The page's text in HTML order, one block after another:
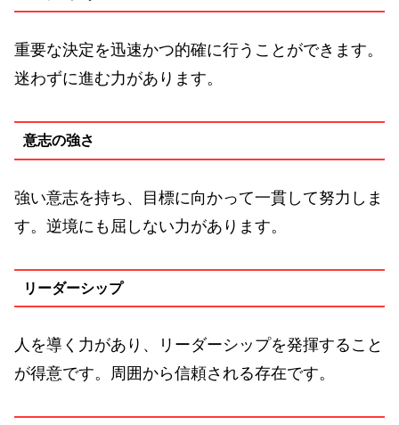
重要な決定を迅速かつ的確に行うことができます。
迷わずに進む力があります。
意志の強さ
強い意志を持ち、目標に向かって一貫して努力しま
す。逆境にも屈しない力があります。
リーダーシップ
人を導く力があり、リーダーシップを発揮すること
が得意です。周囲から信頼される存在です。